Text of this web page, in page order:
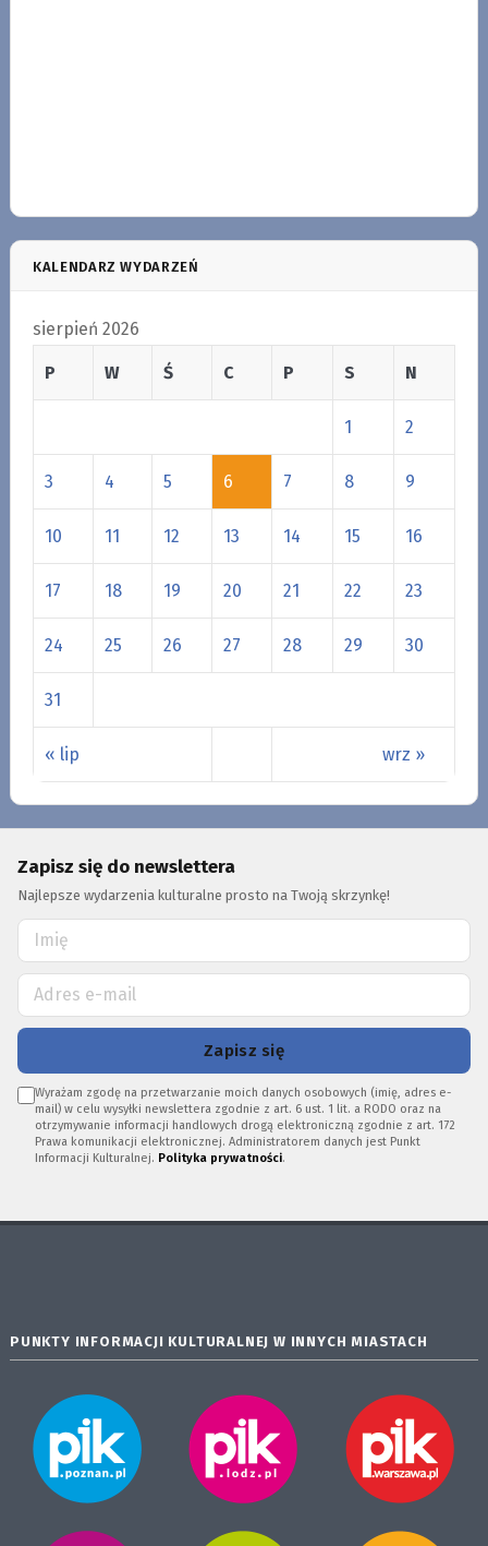
KALENDARZ WYDARZEŃ
sierpień 2026
P W Ś C P S N
« lip wrz »
1 2
3 4 5 6 7 8 9
10 11 12 13 14 15 16
17 18 19 20 21 22 23
24 25 26 27 28 29 30
31
Zapisz się do newslettera
Najlepsze wydarzenia kulturalne prosto na Twoją skrzynkę!
Zapisz się
Wyrażam zgodę na przetwarzanie moich danych osobowych (imię, adres e-
mail) w celu wysyłki newslettera zgodnie z art. 6 ust. 1 lit. a RODO oraz na
otrzymywanie informacji handlowych drogą elektroniczną zgodnie z art. 172
Prawa komunikacji elektronicznej. Administratorem danych jest Punkt
Informacji Kulturalnej. Polityka prywatności.
PUNKTY INFORMACJI KULTURALNEJ W INNYCH MIASTACH